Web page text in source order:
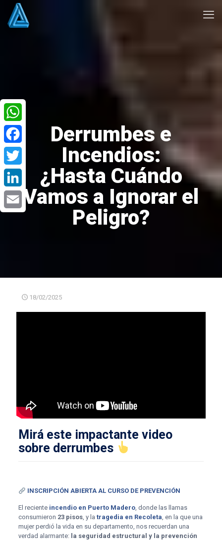
Derrumbes e
Incendios:
¿Hasta Cuándo
Vamos a Ignorar el
Peligro?
18/02/2025
Mirá este impactante video
sobre derrumbes
INSCRIPCIÓN ABIERTA AL CURSO DE PREVENCIÓN
El reciente incendio en Puerto Madero, donde las llamas
consumieron 23 pisos, y la tragedia en Recoleta, en la que una
mujer perdió la vida en su departamento, nos recuerdan una
verdad alarmante: la seguridad estructural y la prevención
WhatsApp
Facebook
Twitter
LinkedIn